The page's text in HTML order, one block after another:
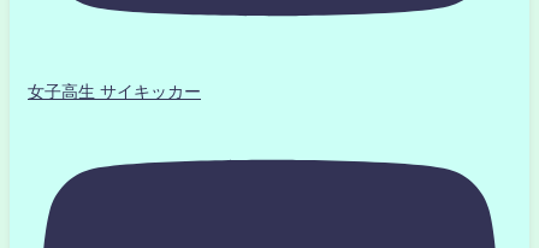
女子高生 サイキッカー